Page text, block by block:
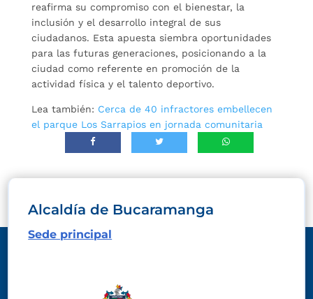
reafirma su compromiso con el bienestar, la
inclusión y el desarrollo integral de sus
ciudadanos. Esta apuesta siembra oportunidades
para las futuras generaciones, posicionando a la
ciudad como referente en promoción de la
actividad física y el talento deportivo.
Lea también: Cerca de 40 infractores embellecen
el parque Los Sarrapios en jornada comunitaria
Alcaldía de Bucaramanga
Sede principal